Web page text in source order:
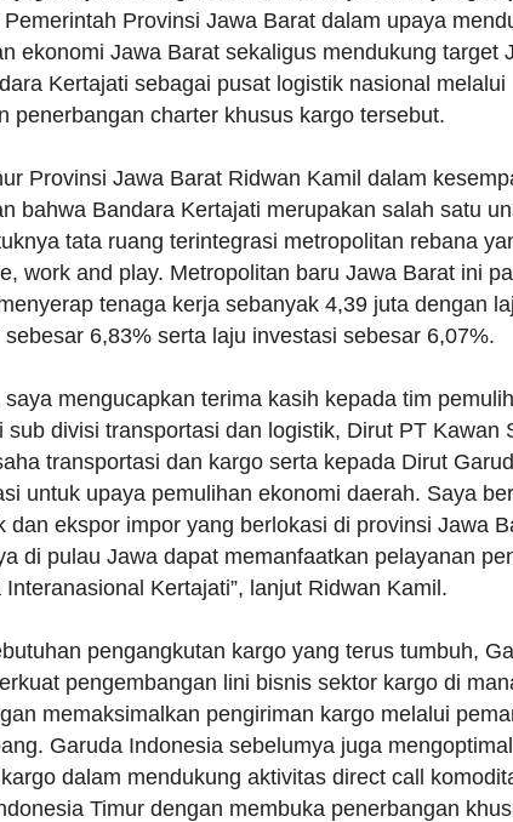
Provinsi Jawa Barat dalam upaya
ekonomi Jawa Barat sekaligus mendukung target
Kertajati sebagai pusat logistik nasional melalui
penerbangan charter khusus kargo tersebut.
Provinsi Jawa Barat Ridwan Kamil dalam
bahwa Bandara Kertajati merupakan salah satu
tata ruang terintegrasi metropolitan rebana
work and play. Metropolitan baru Jawa Barat ini
tenaga kerja sebanyak 4,39 juta dengan
6,83% serta laju investasi sebesar 6,07%.
saya mengucapkan terima kasih kepada tim
sub divisi transportasi dan logistik, Dirut PT Kawan
transportasi dan kargo serta kepada Dirut
untuk upaya pemulihan ekonomi daerah. Saya
dan ekspor impor yang berlokasi di provinsi Jawa
di pulau Jawa dapat memanfaatkan pelayanan
Kertajati”, lanjut Ridwan Kamil.
pengangkutan kargo yang terus tumbuh,
pengembangan lini bisnis sektor kargo di
memaksimalkan pengiriman kargo melalui
Garuda Indonesia sebelumya juga
dalam mendukung aktivitas direct call
Timur dengan membuka penerbangan